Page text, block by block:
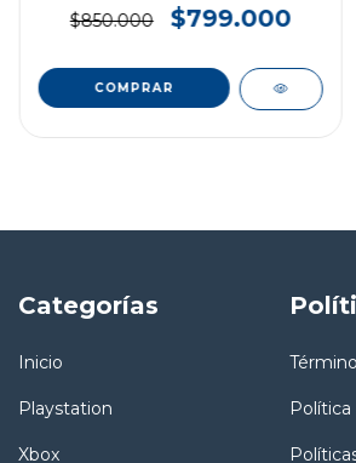
$850.000 $799.000
Categorías
Inicio
Playstation
Xbox